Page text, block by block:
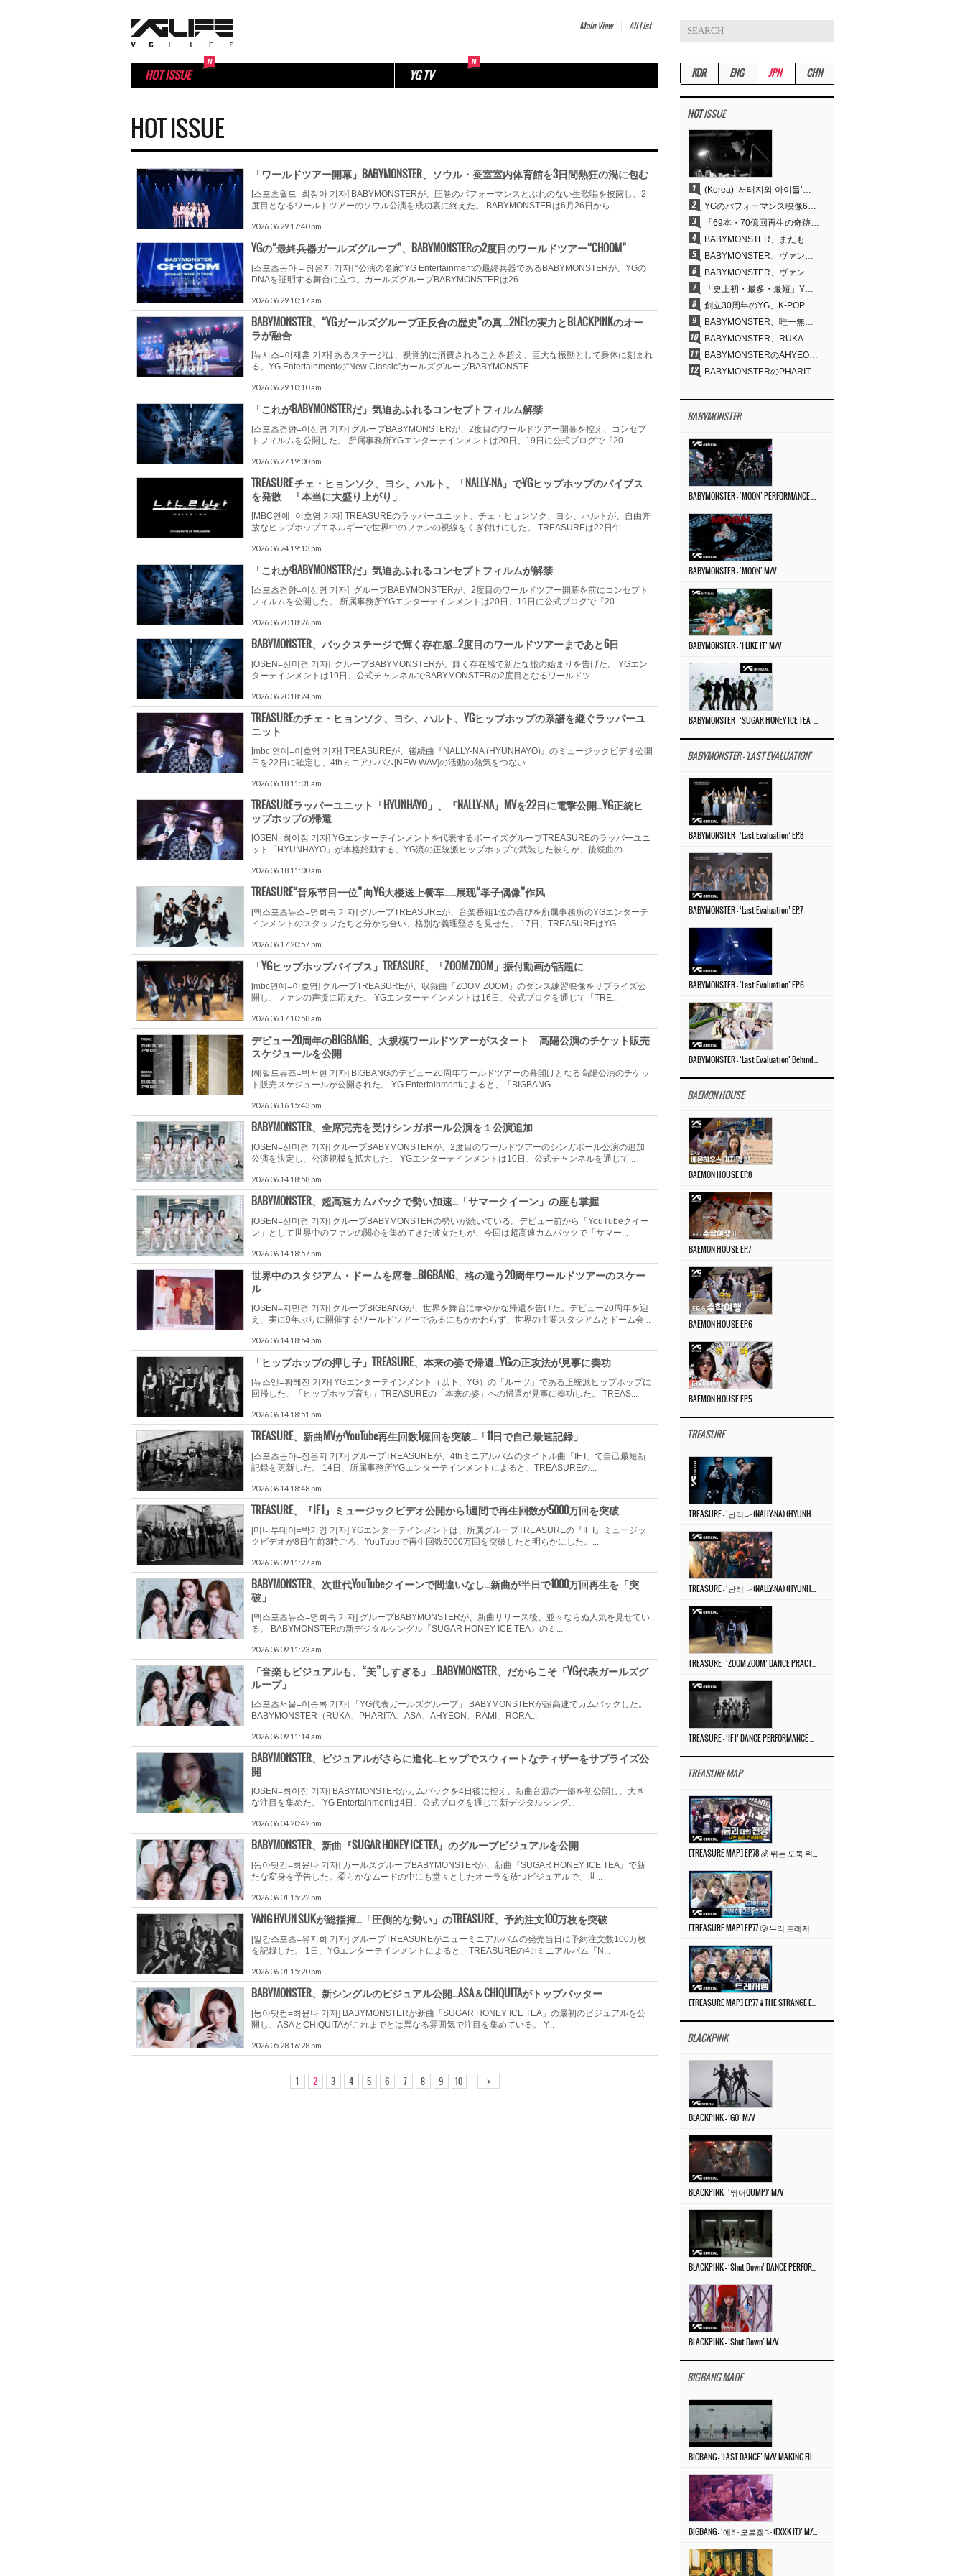
Main View All List
HOT ISSUE YG TV
HOT ISSUE
「ワールドツアー開幕」BABYMONSTER、ソウル・蚕室室内体育館を3日間熱狂の渦に包む
[스포츠월드=최정아 기자] BABYMONSTERが、圧巻のパフォーマンスとぶれのない生歌唱を披露し、2
度目となるワールドツアーのソウル公演を成功裏に終えた。 BABYMONSTERは6月26日から...
2026.06.29 17:40 pm
YGの“最終兵器ガールズグループ”、BABYMONSTERの2度目のワールドツアー“CHOOM”
[스포츠동아 = 장은지 기자] “公演の名家”YG Entertainmentの最終兵器であるBABYMONSTERが、YGの
DNAを証明する舞台に立つ。ガールズグループBABYMONSTERは26...
2026.06.29 10:17 am
BABYMONSTER、“YGガールズグループ正反合の歴史”の真 …2NE1の実力とBLACKPINKのオー
ラが融合
[뉴시스=이재훈 기자] あるステージは、視覚的に消費されることを超え、巨大な振動として身体に刻まれ
る。YG Entertainmentの“New Classic”ガールズグループBABYMONSTE...
2026.06.29 10:10 am
「これがBABYMONSTERだ」気迫あふれるコンセプトフィルム解禁
[스포츠경향=이선명 기자] グループBABYMONSTERが、2度目のワールドツアー開幕を控え、コンセプ
トフィルムを公開した。 所属事務所YGエンターテインメントは20日、19日に公式ブログで『20...
2026.06.27 19:00 pm
TREASURE チェ・ヒョンソク、ヨシ、ハルト、「NALLY-NA」でYGヒップホップのバイブス
を発散 「本当に大盛り上がり」
[MBC연예=이호영 기자] TREASUREのラッパーユニット、チェ・ヒョンソク、ヨシ、ハルトが、自由奔
放なヒップホップエネルギーで世界中のファンの視線をくぎ付けにした。 TREASUREは22日午...
2026.06.24 19:13 pm
「これがBABYMONSTERだ」気迫あふれるコンセプトフィルムが解禁
[스포츠경향=이선명 기자] グループBABYMONSTERが、2度目のワールドツアー開幕を前にコンセプト
フィルムを公開した。 所属事務所YGエンターテインメントは20日、19日に公式ブログで『20...
2026.06.20 18:26 pm
BABYMONSTER、バックステージで輝く存在感…2度目のワールドツアーまであと6日
[OSEN=선미경 기자] グループBABYMONSTERが、輝く存在感で新たな旅の始まりを告げた。 YGエン
ターテインメントは19日、公式チャンネルでBABYMONSTERの2度目となるワールドツ...
2026.06.20 18:24 pm
TREASUREのチェ・ヒョンソク、ヨシ、ハルト、YGヒップホップの系譜を継ぐラッパーユ
ニット
[mbc 연예=이호영 기자] TREASUREが、後続曲『NALLY-NA (HYUNHAYO)』のミュージックビデオ公開
日を22日に確定し、4thミニアルバム[NEW WAV]の活動の熱気をつない...
2026.06.18 11:01 am
TREASUREラッパーユニット「HYUNHAYO」、『NALLY-NA』MVを22日に電撃公開…YG正統ヒ
ップホップの帰還
[OSEN=최이정 기자] YGエンターテインメントを代表するボーイズグループTREASUREのラッパーユニ
ット「HYUNHAYO」が本格始動する。YG流の正統派ヒップホップで武装した彼らが、後続曲の...
2026.06.18 11:00 am
TREASURE“音乐节目一位” 向YG大楼送上餐车……展现“孝子偶像”作风
[엑스포츠뉴스=명희숙 기자] グループTREASUREが、音楽番組1位の喜びを所属事務所のYGエンターテ
インメントのスタッフたちと分かち合い、格別な義理堅さを見せた。 17日、TREASUREはYG...
2026.06.17 20:57 pm
「YGヒップホップバイブス」TREASURE、「ZOOM ZOOM」振付動画が話題に
[mbc연예=이호영] グループTREASUREが、収録曲「ZOOM ZOOM」のダンス練習映像をサプライズ公
開し、ファンの声援に応えた。 YGエンターテインメントは16日、公式ブログを通じて「TRE...
2026.06.17 10:58 am
デビュー20周年のBIGBANG、大規模ワールドツアーがスタート 高陽公演のチケット販売
スケジュールを公開
[헤럴드뮤즈=박서현 기자] BIGBANGのデビュー20周年ワールドツアーの幕開けとなる高陽公演のチケッ
ト販売スケジュールが公開された。 YG Entertainmentによると、「BIGBANG ...
2026.06.16 15:43 pm
BABYMONSTER、全席完売を受けシンガポール公演を１公演追加
[OSEN=선미경 기자] グループBABYMONSTERが、2度目のワールドツアーのシンガポール公演の追加
公演を決定し、公演規模を拡大した。 YGエンターテインメントは10日、公式チャンネルを通じて...
2026.06.14 18:58 pm
BABYMONSTER、超高速カムバックで勢い加速…「サマークイーン」の座も掌握
[OSEN=선미경 기자] グループBABYMONSTERの勢いが続いている。デビュー前から「YouTubeクイー
ン」として世界中のファンの関心を集めてきた彼女たちが、今回は超高速カムバックで「サマー...
2026.06.14 18:57 pm
世界中のスタジアム・ドームを席巻…BIGBANG、格の違う20周年ワールドツアーのスケー
ル
[OSEN=지민경 기자] グループBIGBANGが、世界を舞台に華やかな帰還を告げた。デビュー20周年を迎
え、実に9年ぶりに開催するワールドツアーであるにもかかわらず、世界の主要スタジアムとドーム会...
2026.06.14 18:54 pm
「ヒップホップの押し子」TREASURE、本来の姿で帰還…YGの正攻法が見事に奏功
[뉴스엔=황혜진 기자] YGエンターテインメント（以下、YG）の「ルーツ」である正統派ヒップホップに
回帰した、「ヒップホップ育ち」TREASUREの「本来の姿」への帰還が見事に奏功した。 TREAS...
2026.06.14 18:51 pm
TREASURE、新曲MVがYouTube再生回数1億回を突破…「11日で自己最速記録」
[스포츠동아=장은지 기자] グループTREASUREが、4thミニアルバムのタイトル曲「IF I」で自己最短新
記録を更新した。 14日、所属事務所YGエンターテインメントによると、TREASUREの...
2026.06.14 18:48 pm
TREASURE、『IF I』ミュージックビデオ公開から1週間で再生回数が5000万回を突破
[머니투데이=박기영 기자] YGエンターテインメントは、所属グループTREASUREの『IF I』ミュージッ
クビデオが8日午前3時ごろ、YouTubeで再生回数5000万回を突破したと明らかにした。...
2026.06.09 11:27 am
BABYMONSTER、次世代YouTubeクイーンで間違いなし…新曲が半日で1000万回再生を「突
破」
[엑스포츠뉴스=명희숙 기자] グループBABYMONSTERが、新曲リリース後、並々ならぬ人気を見せてい
る。 BABYMONSTERの新デジタルシングル『SUGAR HONEY ICE TEA』のミ...
2026.06.09 11:23 am
「音楽もビジュアルも、“美”しすぎる」…BABYMONSTER、だからこそ「YG代表ガールズグ
ループ」
[스포츠서울=이승록 기자] 「YG代表ガールズグループ」 BABYMONSTERが超高速でカムバックした。
BABYMONSTER（RUKA、PHARITA、ASA、AHYEON、RAMI、RORA...
2026.06.09 11:14 am
BABYMONSTER、ビジュアルがさらに進化…ヒップでスウィートなティザーをサプライズ公
開
[OSEN=최이정 기자] BABYMONSTERがカムバックを4日後に控え、新曲音源の一部を初公開し、大き
な注目を集めた。 YG Entertainmentは4日、公式ブログを通じて新デジタルシング...
2026.06.04 20:42 pm
BABYMONSTER、新曲『SUGAR HONEY ICE TEA』のグループビジュアルを公開
[동아닷컴=최윤나 기자] ガールズグループBABYMONSTERが、新曲『SUGAR HONEY ICE TEA』で新
たな変身を予告した。柔らかなムードの中にも堂々としたオーラを放つビジュアルで、世...
2026.06.01 15:22 pm
YANG HYUN SUKが総指揮…「圧倒的な勢い」のTREASURE、予約注文100万枚を突破
[일간스포츠=유지희 기자] グループTREASUREがニューミニアルバムの発売当日に予約注文数100万枚
を記録した。 1日、YGエンターテインメントによると、TREASUREの4thミニアルバム『N...
2026.06.01 15:20 pm
BABYMONSTER、新シングルのビジュアル公開…ASA＆CHIQUITAがトップバッター
[동아닷컴=최윤나 기자] BABYMONSTERが新曲「SUGAR HONEY ICE TEA」の最初のビジュアルを公
開し、ASAとCHIQUITAがこれまでとは異なる雰囲気で注目を集めている。 Y...
2026.05.28 16:28 pm
2 3 4 5 6 7 8 9 10 >
KOR ENG JPN CHN
HOTISSUE
(Korea) ‘서태지와 아이들’부터 탑재한 안무DNA…양현석, YG 퍼포먼스 비디오 70억 뷰 신화의 시작
YGのパフォーマンス映像69本が累計70億回再生…YANG HYUN SUKの制作哲学が実を結ぶ
「69本・70億回再生の奇跡」YANG HYUN SUK、YGのパフォーマンスビデオを100％自ら手掛けた理由
BABYMONSTER、またも快挙…YouTubeワールドワイドトレンドで1位に
BABYMONSTER、ヴァンパイアに大胆変身…YouTubeトレンド1位を獲得
BABYMONSTER、ヴァンパイアに変身…「MOON」で3か月にわたるプロジェクトを締めくくる
「史上初・最多・最短」YG、30年の揺るぎない信念が切り開いたK-POPツアーの新境地
創立30周年のYG、K-POP公演界に何を残したのか
BABYMONSTER、唯一無二のビジュアルと圧倒的な表現力…『MOON』
BABYMONSTER、RUKA＆CHIQUITAの「MOON」ビジュアルを公開…洗練されたカリスマ性・ユニークなビジュアル
BABYMONSTERのAHYEON＆RORA、ダークコンセプトを完璧に表現…「MOON」ビジュアルフォト公開
BABYMONSTERのPHARITA、「モナリザ眉」も完璧にものにする…ASAと放つ強烈なオーラ
BABYMONSTER
BABYMONSTER – ‘MOON’ M/V
BABYMONSTER – ‘I LIKE IT’ M/V
BABYMONSTER - 'LAST EVALUATION'
BABYMONSTER – ‘Last Evaluation’ EP.8
BABYMONSTER – ‘Last Evaluation’ EP.7
BABYMONSTER – ‘Last Evaluation’ EP.6
BAEMON HOUSE
BAEMON HOUSE EP.8
BAEMON HOUSE EP.7
BAEMON HOUSE EP.6
BAEMON HOUSE EP.5
TREASURE
TREASURE MAP
BLACKPINK
BLACKPINK – ‘GO’ M/V
BLACKPINK – ‘뛰어(JUMP)’ M/V
BLACKPINK – ‘Shut Down’ M/V
BIGBANG MADE